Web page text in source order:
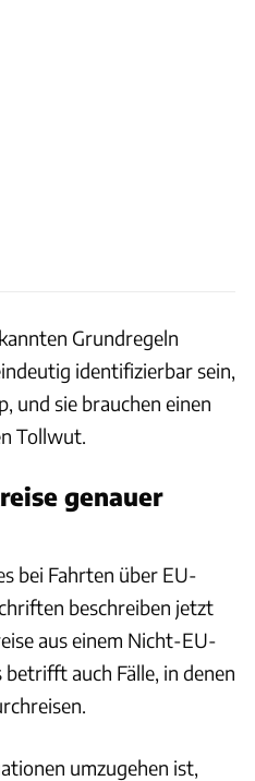
Grundregeln
identifizierbar sein,
und sie brauchen einen
Tollwut.
genauer
bei Fahrten über EU-
beschreiben jetzt
aus einem Nicht-EU-
auch Fälle, in denen
umzugehen ist,